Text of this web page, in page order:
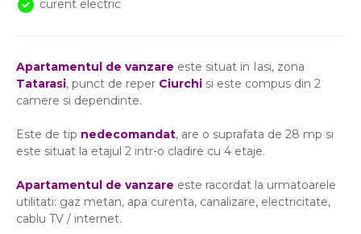
curent electric
Apartamentul de vanzare este situat in Iasi, zona
Tatarasi, punct de reper Ciurchi si este compus din 2
camere si dependinte.
Este de tip nedecomandat, are o suprafata de 28 mp si
este situat la etajul 2 intr-o cladire cu 4 etaje.
Apartamentul de vanzare este racordat la urmatoarele
utilitati: gaz metan, apa curenta, canalizare, electricitate,
cablu TV / internet.